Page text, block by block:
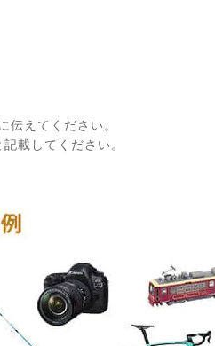
伝えてください。
載してください。